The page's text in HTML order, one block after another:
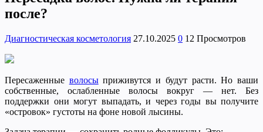
после?
Диагностическая косметология 27.10.2025 0 12 Просмотров
Пересаженные волосыприживутся и будут расти. Но ваши
собственные, ослабленные волосы вокруг — нет. Без
поддержки они могут выпадать, и через годы вы получите
«островок» густоты на фоне новой лысины.